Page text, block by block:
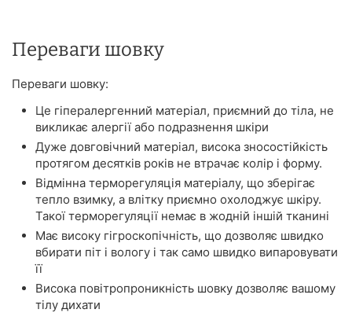
Переваги шовку
Переваги шовку:
Це гіпералергенний матеріал, приємний до тіла, не
викликає алергії або подразнення шкіри
Дуже довговічний матеріал, висока зносостійкість
протягом десятків років не втрачає колір і форму.
Відмінна терморегуляція матеріалу, що зберігає
тепло взимку, а влітку приємно охолоджує шкіру.
Такої терморегуляції немає в жодній іншій тканині
Має високу гігроскопічність, що дозволяє швидко
вбирати піт і вологу і так само швидко випаровувати
її
Висока повітропроникність шовку дозволяє вашому
тілу дихати